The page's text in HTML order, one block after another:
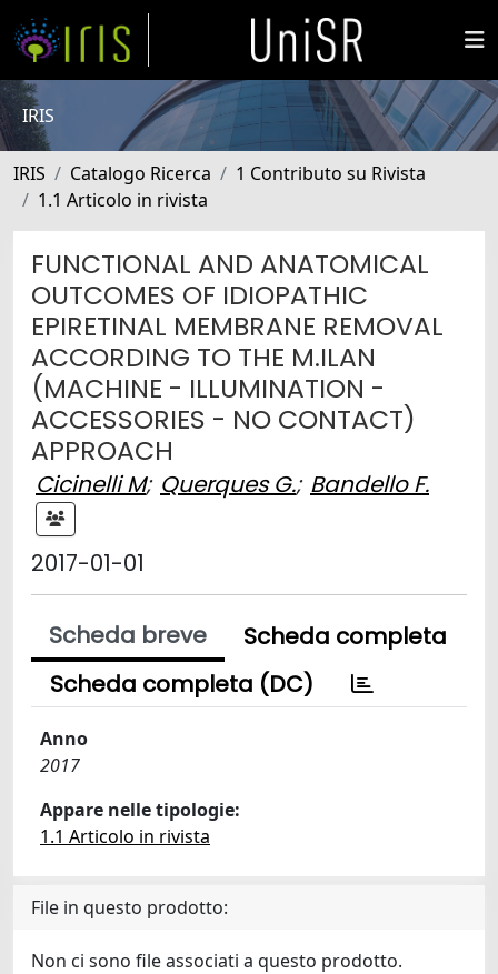
IRIS
IRIS Catalogo Ricerca
1 Contributo su Rivista
1.1 Articolo in rivista
FUNCTIONAL AND ANATOMICAL
OUTCOMES OF IDIOPATHIC
EPIRETINAL MEMBRANE REMOVAL
ACCORDING TO THE M.ILAN
(MACHINE - ILLUMINATION -
ACCESSORIES - NO CONTACT)
APPROACH
Cicinelli M; Querques G.; Bandello F.
2017-01-01
Scheda breve
Scheda completa
Scheda completa (DC)
Anno
2017
Appare nelle tipologie:
1.1 Articolo in rivista
File in questo prodotto:
Non ci sono file associati a questo prodotto.